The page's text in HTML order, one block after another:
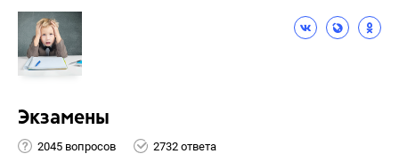
Экзамены
2045 вопросов 2732 ответа